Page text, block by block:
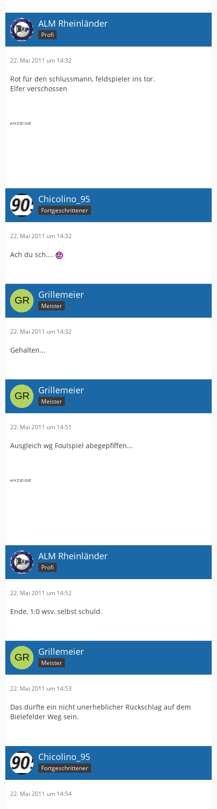
ALM Rheinländer
Profi
22. Mai 2011 um 14:32
Rot für den schlussmann, feldspieler ins tor.
Elfer verschossen
Chicolino_95
Fortgeschrittener
22. Mai 2011 um 14:32
Ach du sch....
Grillemeier
Meister
22. Mai 2011 um 14:32
Gehalten...
Grillemeier
Meister
22. Mai 2011 um 14:51
Ausgleich wg Foulspiel abegepfiffen...
ALM Rheinländer
Profi
22. Mai 2011 um 14:52
Ende, 1:0 wsv, selbst schuld.
Grillemeier
Meister
22. Mai 2011 um 14:53
Das dürfte ein nicht unerheblicher Rückschlag auf dem
Bielefelder Weg sein.
Chicolino_95
Fortgeschrittener
22. Mai 2011 um 14:54